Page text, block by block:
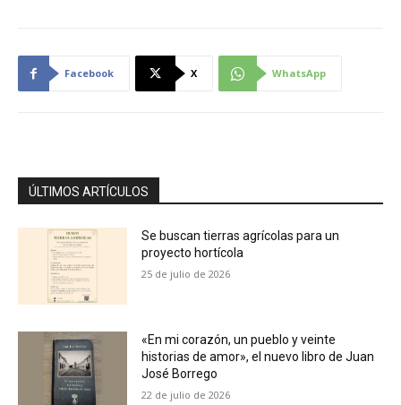
Facebook X WhatsApp
ÚLTIMOS ARTÍCULOS
Se buscan tierras agrícolas para un
proyecto hortícola
25 de julio de 2026
«En mi corazón, un pueblo y veinte
historias de amor», el nuevo libro de Juan
José Borrego
22 de julio de 2026